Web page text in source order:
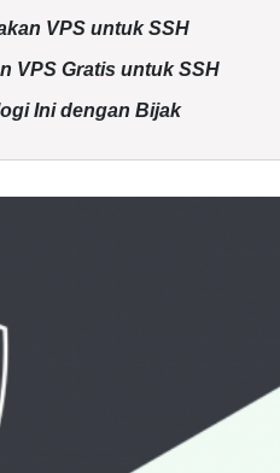
VPS untuk SSH
VPS Gratis untuk SSH
Ini dengan Bijak